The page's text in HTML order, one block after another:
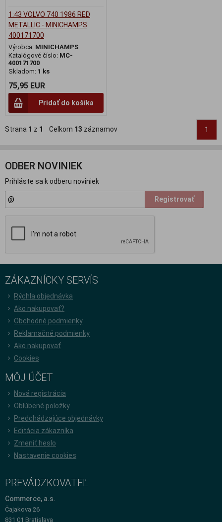
1:43 VOLVO 740 1986 RED
METALLIC - MINICHAMPS
400171700
Výrobca: MINICHAMPS
Katalógové číslo: MC-
400171700
Skladom: 1 ks
75,95 EUR
Pridať do košíka
Strana 1 z 1 Celkom 13 záznamov 1
ODBER NOVINIEK
Prihláste sa k odberu noviniek
Registrovať
ZÁKAZNÍCKY SERVÍS
Rýchla objednávka
Ako nakupovať?
Obchodné podmienky
Reklamačné podmienky
Ako nakupovať
Cookies
MÔJ ÚČET
Nová registrácia
Oblúbené položky
Predchádzajúce objednávky
Editácia zákazníka
Zmeniť heslo
Nastavenie cookies
PREVÁDZKOVATEĽ
Commerce, a.s.
Čajakova 26
831 01 Bratislava